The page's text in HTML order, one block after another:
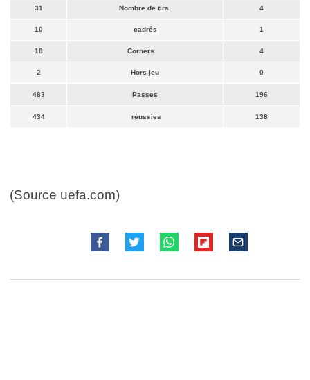
31 Nombre de tirs 4
10 cadrés 1
18 Corners 4
2 Hors-jeu 0
483 Passes 196
434 réussies 138
(Source uefa.com)